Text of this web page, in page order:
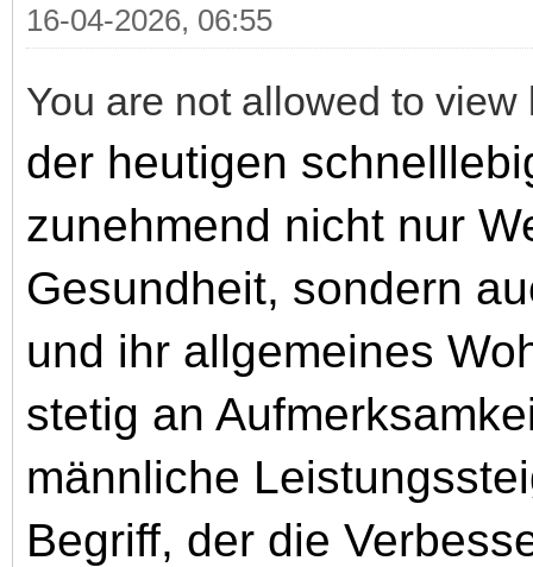
16-04-2026, 06:55
You are not allowed to
der heutigen
zunehmend nicht nur
Gesundheit, sondern
und ihr allgemeines
stetig an
männliche
Begriff, der die